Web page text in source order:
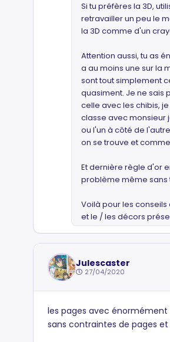
Si tu préfères la 3D,
retravailler un peu le
la 3D comme d'un
Attention aussi, tu as
a au moins une sur la
sont tout simplement
quasiment. Je ne sais
celle avec les chibis,
classe avec monsieur
ou l'un à côté de
on se trouve et
Et dernière règle d'or
problème même sans
Voilà pour les
et le / les décors
Julescaster
27/04/2020
les pages avec
sans contraintes de pages